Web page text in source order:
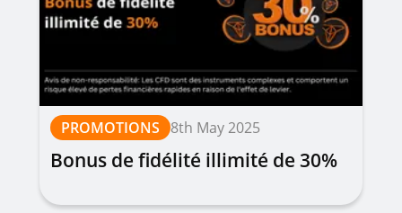
PROMOTIONS 8th May 2025
Bonus de fidélité illimité de 30%